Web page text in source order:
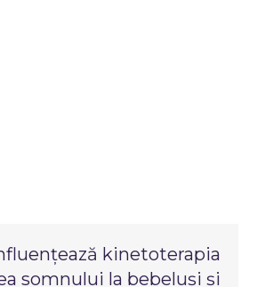
kinetoterapia
somnului la bebeluși și